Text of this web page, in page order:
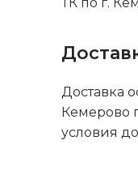
Доставка
Кемерово
условия